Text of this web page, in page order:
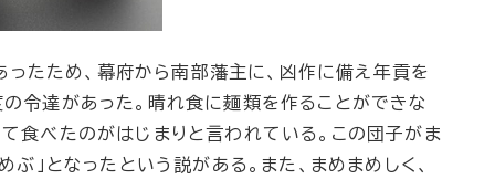
たため、幕府から南部藩主に、凶作に備え年貢を
令達があった。晴れ食に麺類を作ることができな
食べたのがはじまりと言われている。この団子がま
」となったという説がある。また、まめまめしく、